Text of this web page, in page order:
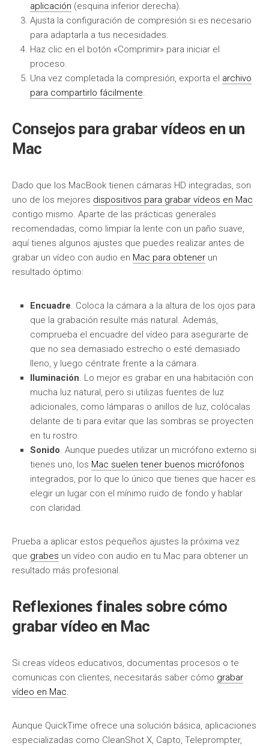
aplicación (esquina inferior derecha).
Ajusta la configuración de compresión si es necesario
para adaptarla a tus necesidades.
Haz clic en el botón «Comprimir» para iniciar el
proceso.
Una vez completada la compresión, exporta el archivo
para compartirlo fácilmente.
Consejos para grabar vídeos en un
Mac
Dado que los MacBook tienen cámaras HD integradas, son
uno de los mejores dispositivos para grabar vídeos en Mac
contigo mismo. Aparte de las prácticas generales
recomendadas, como limpiar la lente con un paño suave,
aquí tienes algunos ajustes que puedes realizar antes de
grabar un vídeo con audio en Mac para obtener un
resultado óptimo:
Encuadre. Coloca la cámara a la altura de los ojos para
que la grabación resulte más natural. Además,
comprueba el encuadre del vídeo para asegurarte de
que no sea demasiado estrecho o esté demasiado
lleno, y luego céntrate frente a la cámara.
Iluminación. Lo mejor es grabar en una habitación con
mucha luz natural, pero si utilizas fuentes de luz
adicionales, como lámparas o anillos de luz, colócalas
delante de ti para evitar que las sombras se proyecten
en tu rostro.
Sonido. Aunque puedes utilizar un micrófono externo si
tienes uno, los Mac suelen tener buenos micrófonos
integrados, por lo que lo único que tienes que hacer es
elegir un lugar con el mínimo ruido de fondo y hablar
con claridad.
Prueba a aplicar estos pequeños ajustes la próxima vez
que grabes un vídeo con audio en tu Mac para obtener un
resultado más profesional.
Reflexiones finales sobre cómo
grabar vídeo en Mac
Si creas vídeos educativos, documentas procesos o te
comunicas con clientes, necesitarás saber cómo grabar
vídeo en Mac.
Aunque QuickTime ofrece una solución básica, aplicaciones
especializadas como CleanShot X, Capto, Teleprompter,